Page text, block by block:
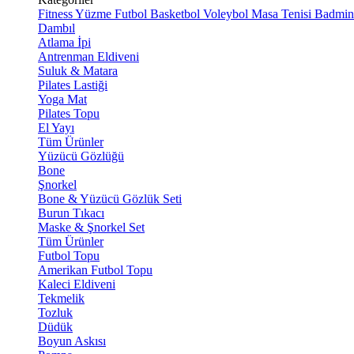
FitnessYüzme Futbol Basketbol Voleybol Masa Tenisi
Dambıl
Atlama İpi
Antrenman Eldiveni
Suluk & Matara
Pilates Lastiği
Yoga Mat
Pilates Topu
El Yayı
Tüm Ürünler
Yüzücü Gözlüğü
Bone
Şnorkel
Bone & Yüzücü Gözlük Seti
Burun Tıkacı
Maske & Şnorkel Set
Tüm Ürünler
Futbol Topu
Amerikan Futbol Topu
Kaleci Eldiveni
Tekmelik
Tozluk
Düdük
Boyun Askısı